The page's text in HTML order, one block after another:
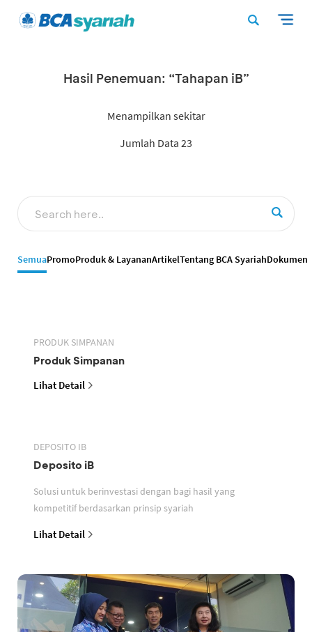
Hasil Penemuan: “Tahapan iB”
Menampilkan sekitar
Jumlah Data 23
SemuaPromoProduk & LayananArtikelTentang BCA SyariahDokumen
PRODUK SIMPANAN
Produk Simpanan
Lihat Detail
DEPOSITO IB
Deposito iB
Solusi untuk berinvestasi dengan bagi hasil yang
kompetitif berdasarkan prinsip syariah
Lihat Detail